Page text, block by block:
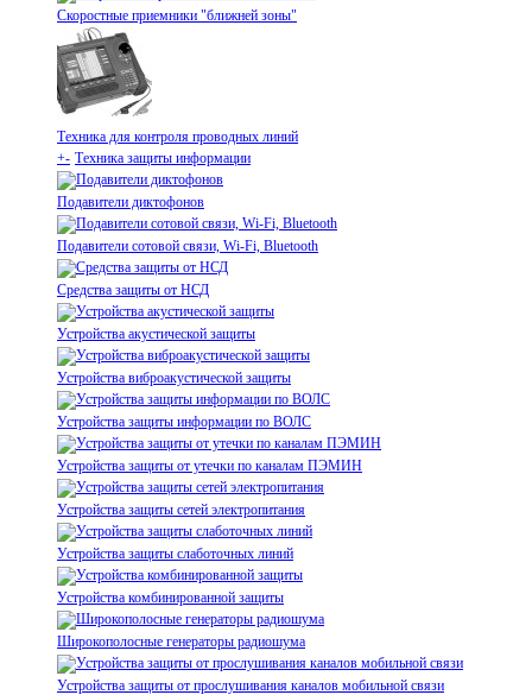
Скоростные приемники "ближней зоны"
Техника для контроля проводных линий
+- Техника защиты информации
Подавители диктофонов
Подавители сотовой связи, Wi-Fi, Bluetooth
Средства защиты от НСД
Устройства акустической защиты
Устройства виброакустической защиты
Устройства защиты информации по ВОЛС
Устройства защиты от утечки по каналам ПЭМИН
Устройства защиты сетей электропитания
Устройства защиты слаботочных линий
Устройства комбинированной защиты
Широкополосные генераторы радиошума
Устройства защиты от прослушивания каналов мобильной связи